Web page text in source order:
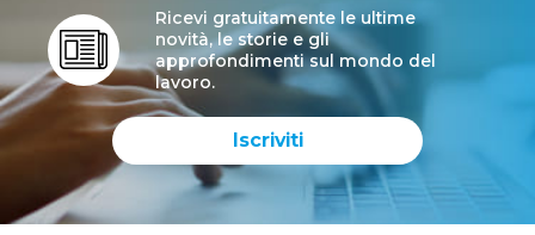
Ricevi gratuitamente le ultime
novità, le storie e gli
approfondimenti sul mondo del
lavoro.
Iscriviti